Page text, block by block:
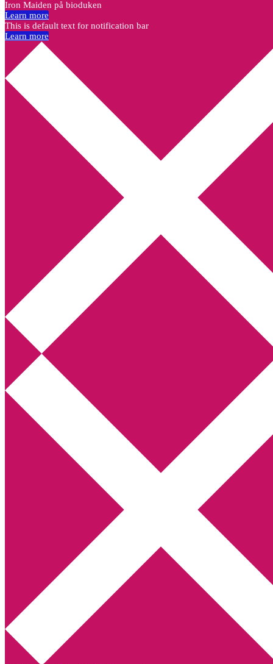
Annikas litteratur- och kulturblogg
Deckare, kriminalromaner, thrillers
Hem
Boktolva
Författarfemman
Kontakt
Webbshop Amazon
Utskriftscentralen
Min tv-blogg
You are here:Home Bokbloggsjerka
Bokbloggsjerka 5 – 8
september
Bokbloggsjerka 5 – 8
september
Iron Maiden på bioduken
Learn more
This is default text for notification bar
Learn more